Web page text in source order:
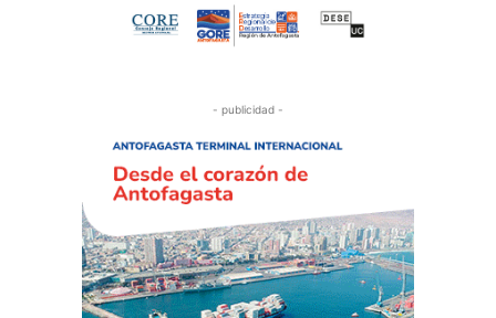
- publicidad -